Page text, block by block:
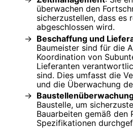
überwachen den
sicherzustellen, dass es
abgeschlossen wird.
Beschaffung und
Baumeister sind für die
Koordination von
Lieferanten
sind. Dies umfasst die
und die Überwachung
Baustelle, um
Bauarbeiten gemäß den
Spezifikationen